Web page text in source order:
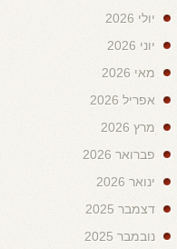
יולי 2026
יוני 2026
מאי 2026
אפריל 2026
מרץ 2026
פברואר 2026
ינואר 2026
דצמבר 2025
נובמבר 2025